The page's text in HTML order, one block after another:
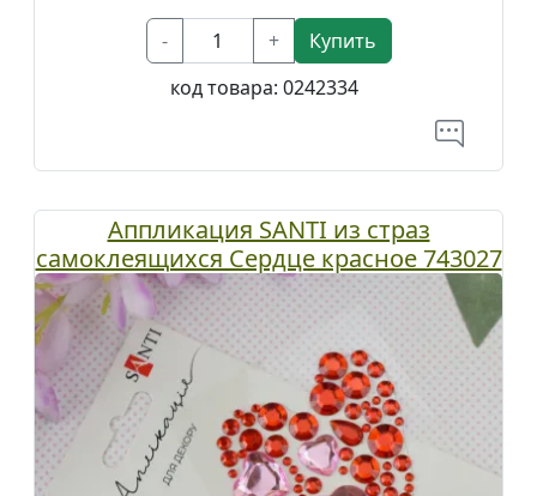
- +
Купить
код товара: 0242334
Аппликация SANTI из страз
самоклеящихся Сердце красное 743027